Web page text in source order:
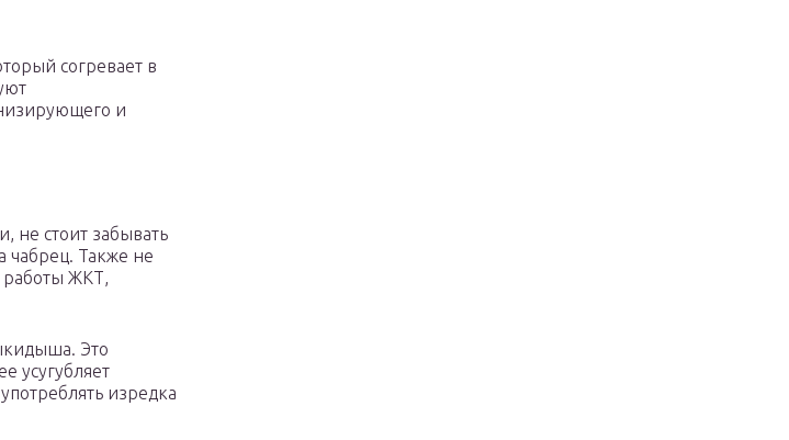
согревает в
и
не стоит забывать
чабрец. Также не
ЖКТ,
Это
усугубляет
изредка